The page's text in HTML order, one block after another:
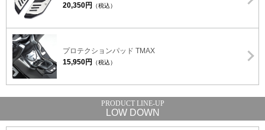
20,350円 （税込）
プロテクションパッド TMAX
15,950円 （税込）
LOW DOWN